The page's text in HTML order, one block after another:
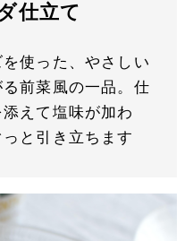
仕立て
使った、やさしい
前菜風の一品。仕
えて塩味が加わ
と引き立ちます